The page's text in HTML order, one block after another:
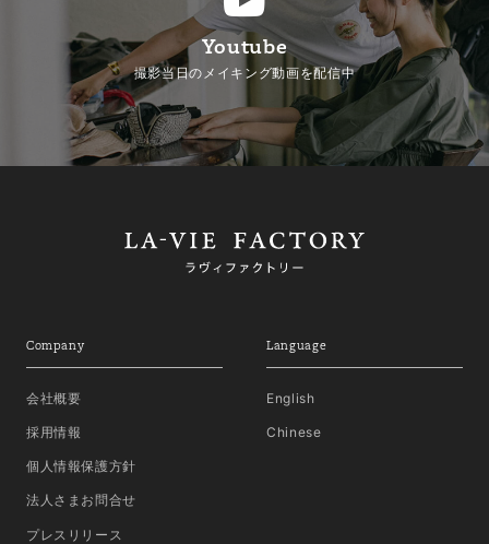
Youtube
撮影当日のメイキング動画を配信中
Company
会社概要
採用情報
個人情報保護方針
法人さまお問合せ
プレスリリース
Language
English
Chinese